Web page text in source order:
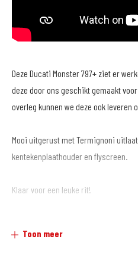
Deze Ducati Monster 797+ ziet er
deze door ons geschikt gemaakt
overleg kunnen we deze ook leveren
Mooi uitgerust met Termignoni
kentekenplaathouder en flyscreen.
Klaar voor een leuke rit!
MotoPort Goes XXL
Toon meer